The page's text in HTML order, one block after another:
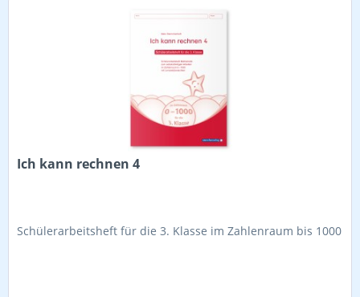
Ich kann rechnen 4
Schülerarbeitsheft für die 3. Klasse im Zahlenraum bis 1000